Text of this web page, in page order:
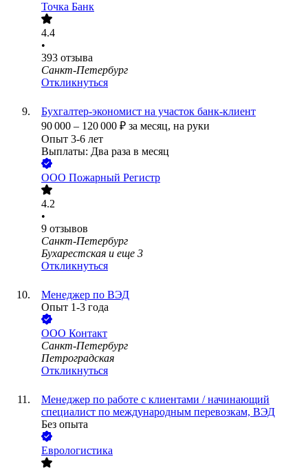
Точка Банк
4.4
•
393 отзыва
Санкт-Петербург
Откликнуться
Бухгалтер-экономист на участок банк-клиент
90 000 – 120 000 ₽ за месяц, на руки
Опыт 3-6 лет
Выплаты: Два раза в месяц
ООО Пожарный Регистр
4.2
•
9 отзывов
Санкт-Петербург
Бухарестская и еще 3
Откликнуться
Менеджер по ВЭД
Опыт 1-3 года
ООО Контакт
Санкт-Петербург
Петроградская
Откликнуться
Менеджер по работе с клиентами / начинающий
специалист по международным перевозкам, ВЭД
Без опыта
Еврологистика